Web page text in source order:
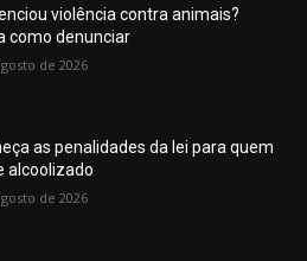
violência contra animais?
como denunciar
de 2026
as penalidades da lei para quem
alcoolizado
de 2026